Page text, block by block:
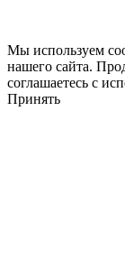
Мы используем
нашего сайта.
соглашаетесь с
Принять